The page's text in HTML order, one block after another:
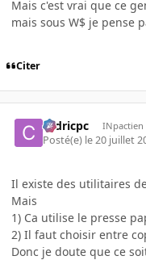
Mais c'est vrai que ce
mais sous W$ je pense
Citer
cedricpc INpactien
Posté(e) le 20 juillet
Il existe des utilitaires
Mais
1) Ca utilise le presse
2) Il faut choisir entre
Donc je doute que ce